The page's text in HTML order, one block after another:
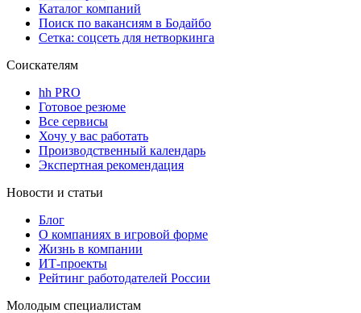
Каталог компаний
Поиск по вакансиям в Бодайбо
Сетка: соцсеть для нетворкинга
Соискателям
hh PRO
Готовое резюме
Все сервисы
Хочу у вас работать
Производственный календарь
Экспертная рекомендация
Новости и статьи
Блог
О компаниях в игровой форме
Жизнь в компании
ИТ-проекты
Рейтинг работодателей России
Молодым специалистам